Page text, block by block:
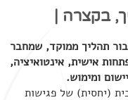
בקצרה |
נעבור תהליך ממוקד, שמחבר
אישית, אינטואיציה,
ומימוש.
(יחסית) של פגישות